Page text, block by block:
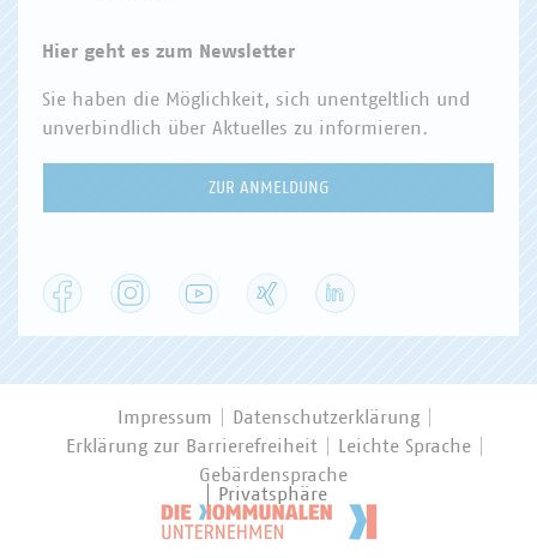
Hier geht es zum Newsletter
Sie haben die Möglichkeit, sich unentgeltlich und
unverbindlich über Aktuelles zu informieren.
ZUR ANMELDUNG
Facebook Instagram YouTube
Impressum
Datenschutzerklärung
Erklärung zur Barrierefreiheit
Leichte Sprache
Gebärdensprache
Privatsphäre